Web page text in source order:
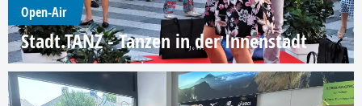
Open-Air
Stadt.TANZ - Tanzen in der Innenstadt